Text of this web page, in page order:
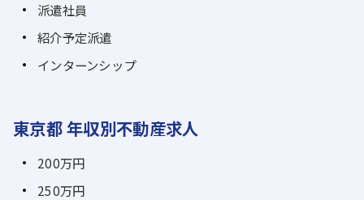
派遣社員
紹介予定派遣
インターンシップ
東京都 年収別不動産求人
200万円
250万円